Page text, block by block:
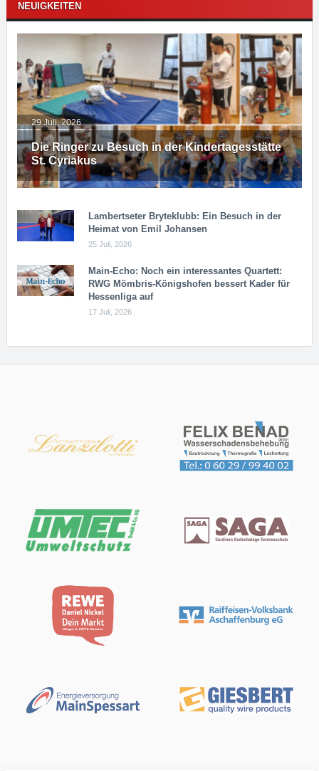
NEUIGKEITEN
Die Ringer zu Besuch in der Kindertagesstätte
St. Cyriakus
29 Juli, 2026
Lambertseter Bryteklubb: Ein Besuch in der
Heimat von Emil Johansen
25 Juli, 2026
Main-Echo: Noch ein in­ter­es­san­tes Quar­tett:
RWG Möm­b­ris-Kö­n­igs­ho­fen bessert Kader für
Hessenliga auf
17 Juli, 2026